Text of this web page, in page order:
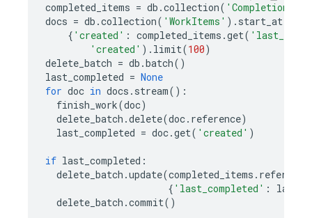
completed_items = db .collection(
docs = db .collection( 'WorkItems' ) . start_at
{ 'created' : completed_items .get(
'created' ) . limit(100)
delete_batch = db .batch()
last_completed = None
for doc in docs . stream():
finish_work(doc)
delete_batch .delete(doc. reference)
last_completed = doc.get( 'created' )
if last_completed :
delete_batch .update(completed_items . reference
{ 'last_completed' :
delete_batch .commit()